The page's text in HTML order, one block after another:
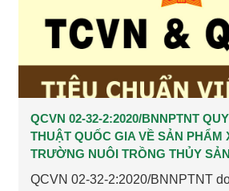
QCVN 02-32-2:2020/BNNPTNT
THUẬT QUỐC GIA VỀ SẢN PHẨM
TRƯỜNG NUÔI TRỒNG THỦY SẢN
QCVN 02-32-2:2020/BNNPTNT